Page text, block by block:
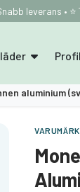
leverans •
aluminium